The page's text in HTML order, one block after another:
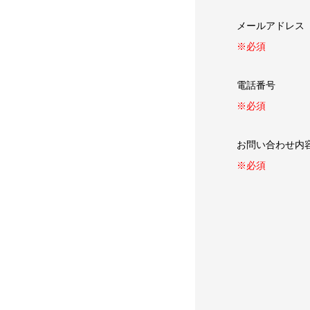
メールアドレ
※必須
電話番号
※必須
お問い合わせ
※必須